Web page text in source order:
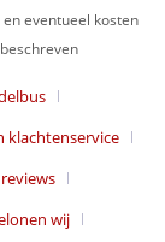
en eventueel kosten
klachtenservice
wij